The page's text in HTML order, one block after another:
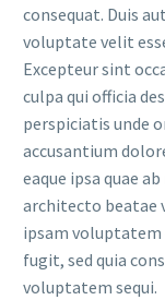
consequat. Duis
voluptate velit
Excepteur sint
culpa qui officia
perspiciatis unde
accusantium
eaque ipsa quae
architecto beatae
ipsam
fugit, sed quia
voluptatem sequi.